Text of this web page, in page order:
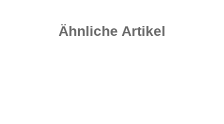
Ähnliche Artikel